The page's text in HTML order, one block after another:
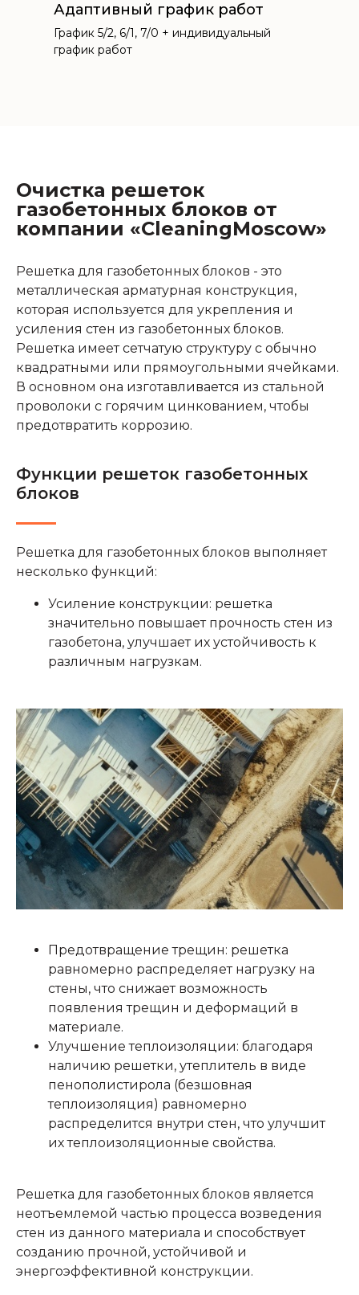
Адаптивный график работ
График 5/2, 6/1, 7/0 + индивидуальный
график работ
Очистка решеток
газобетонных блоков от
компании «CleaningMoscow»
Решетка для газобетонных блоков - это
металлическая арматурная конструкция,
которая используется для укрепления и
усиления стен из газобетонных блоков.
Решетка имеет сетчатую структуру с обычно
квадратными или прямоугольными ячейками.
В основном она изготавливается из стальной
проволоки с горячим цинкованием, чтобы
предотвратить коррозию.
Функции решеток газобетонных
блоков
Решетка для газобетонных блоков выполняет
несколько функций:
Усиление конструкции: решетка
значительно повышает прочность стен из
газобетона, улучшает их устойчивость к
различным нагрузкам.
Предотвращение трещин: решетка
равномерно распределяет нагрузку на
стены, что снижает возможность
появления трещин и деформаций в
материале.
Улучшение теплоизоляции: благодаря
наличию решетки, утеплитель в виде
пенополистирола (безшовная
теплоизоляция) равномерно
распределится внутри стен, что улучшит
их теплоизоляционные свойства.
Решетка для газобетонных блоков является
неотъемлемой частью процесса возведения
стен из данного материала и способствует
созданию прочной, устойчивой и
энергоэффективной конструкции.